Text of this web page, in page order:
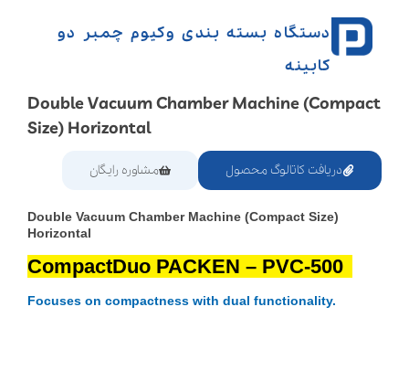
دستگاه بسته بندی وکیوم چمبر دو
کابینه
Double Vacuum Chamber Machine (Compact
Size) Horizontal
دریافت کاتالوگ محصول مشاوره رایگان
Double Vacuum Chamber Machine (Compact Size)
Horizontal
CompactDuo PACKEN – PVC-500
Focuses on compactness with dual functionality.